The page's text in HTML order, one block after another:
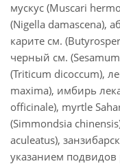
мускус (Muscari
(Nigella damascena),
карите см.
черный см.
(Triticum dicoccum),
maxima), имбирь
officinale), myrtle
(Simmondsia
aculeatus),
указанием подвидов